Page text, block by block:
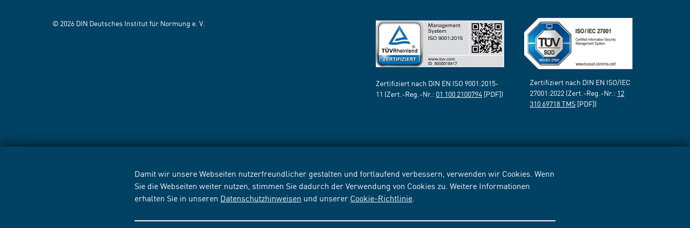
Damit wir unsere Webseiten nutzerfreundlicher gestalten und fortlaufend verbessern, verwenden wir Cookies. Wenn
Sie die Webseiten weiter nutzen, stimmen Sie dadurch der Verwendung von Cookies zu. Weitere Informationen
erhalten Sie in unseren Datenschutzhinweisen und unserer Cookie-Richtlinie
© 2026 DIN Deutsches Institut für Normung e. V.
Zertifiziert nach DIN EN ISO 9001:2015-
11 (Zert.-Reg.-Nr.: 01 100 2100794 [PDF])
Zertifiziert nach DIN EN ISO/IEC
27001:2022 (Zert.-Reg.-Nr.: 12
310 69718 TMS [PDF])